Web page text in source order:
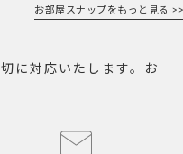
お部屋スナップをもっと見る >>
に対応いたします。お